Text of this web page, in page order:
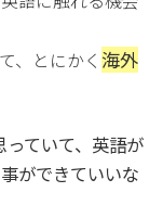
、とにかく 海外
っていて、英語が
ができていいな